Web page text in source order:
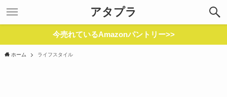
アタプラ
今売れているAmazonパントリー>>
ホーム ライフスタイル